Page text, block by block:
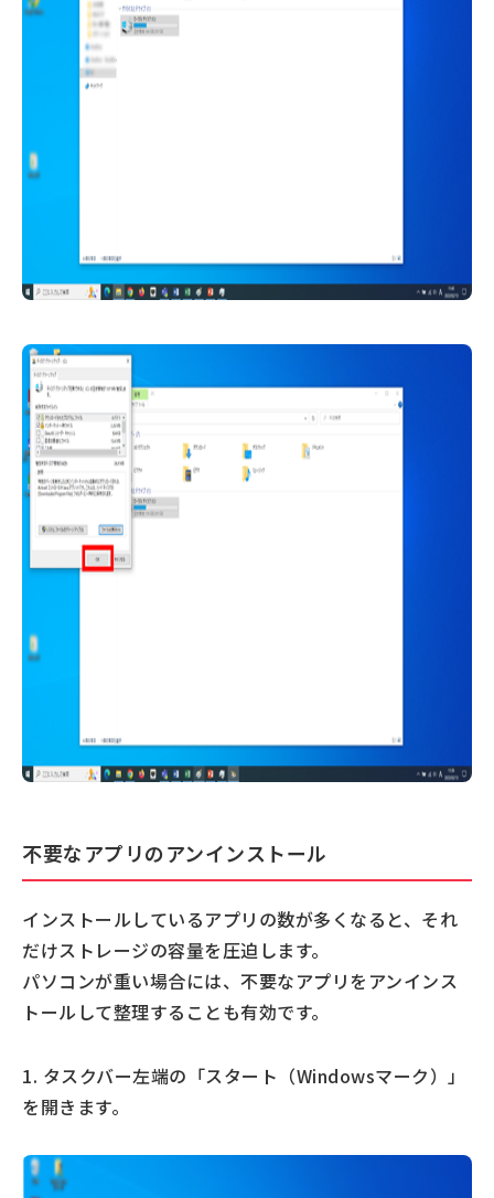
不要なアプリのアンインストール
インストールしているアプリの数が多くなると、それ
だけストレージの容量を圧迫します。
パソコンが重い場合には、不要なアプリをアンインス
トールして整理することも有効です。
1. タスクバー左端の「スタート（Windowsマーク）」
を開きます。